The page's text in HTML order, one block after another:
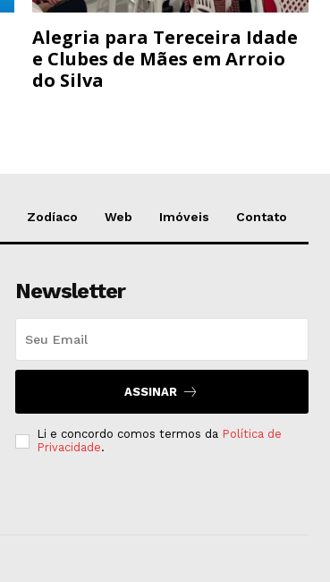
Alegria para Tereceira Idade
e Clubes de Mães em Arroio
do Silva
Zodíaco Web Imóveis Contato
Newsletter
ASSINAR
Li e concordo comos termos da Política de
Privacidade.